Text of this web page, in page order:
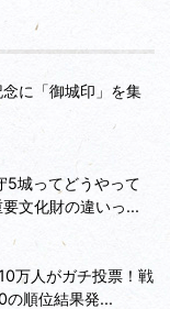
に「御城印」を集
5城ってどうやって
文化財の違いっ...
万人がガチ投票！戦
の順位結果発...